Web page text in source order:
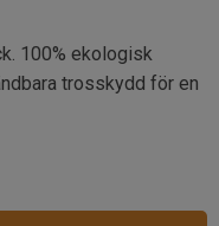
100% ekologisk
trosskydd för en